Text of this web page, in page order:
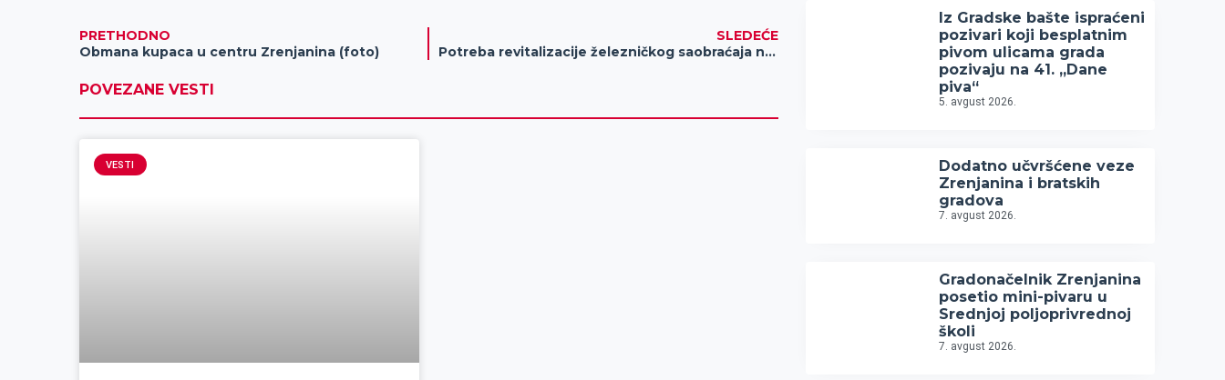
PRETHODNO
Obmana kupaca u centru Zrenjanina (foto)
SLEDEĆE
Potreba revitalizacije železničkog saobraćaja na području Banata
POVEZANE VESTI
VESTI
Iz Gradske bašte ispraćeni
pozivari koji besplatnim
pivom ulicama grada
pozivaju na 41. „Dane
piva“
5. avgust 2026.
Dodatno učvršćene veze
Zrenjanina i bratskih
gradova
7. avgust 2026.
Gradonačelnik Zrenjanina
posetio mini-pivaru u
Srednjoj poljoprivrednoj
školi
7. avgust 2026.